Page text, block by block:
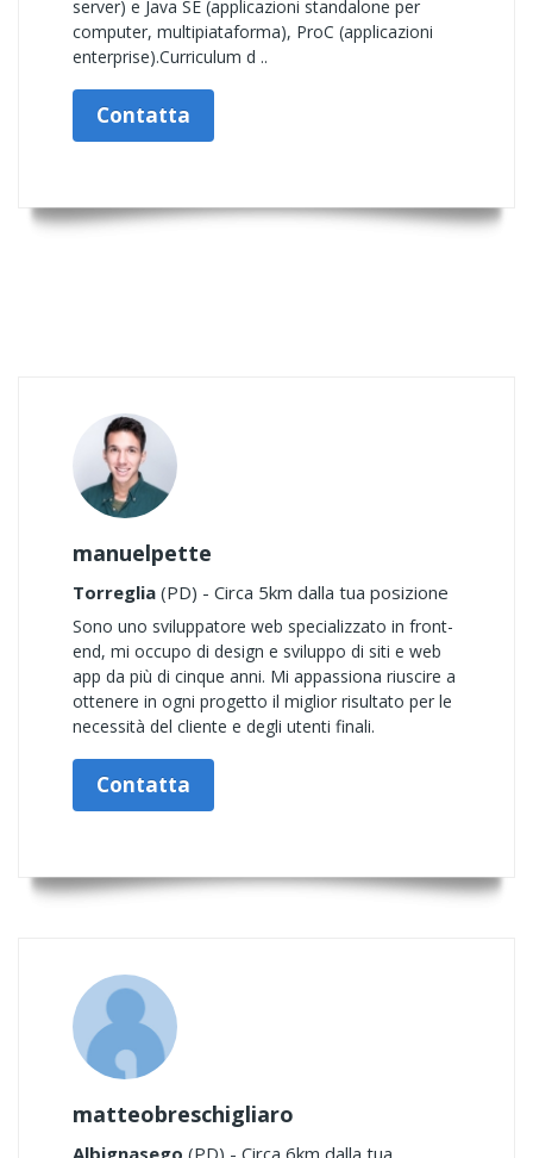
server) e Java SE (applicazioni standalone per
computer, multipiataforma), ProC (applicazioni
enterprise).Curriculum d ..
Contatta
manuelpette
Torreglia (PD) - Circa 5km dalla tua posizione
Sono uno sviluppatore web specializzato in front-
end, mi occupo di design e sviluppo di siti e web
app da più di cinque anni. Mi appassiona riuscire a
ottenere in ogni progetto il miglior risultato per le
necessità del cliente e degli utenti finali.
Contatta
matteobreschigliaro
Albignasego (PD) - Circa 6km dalla tua